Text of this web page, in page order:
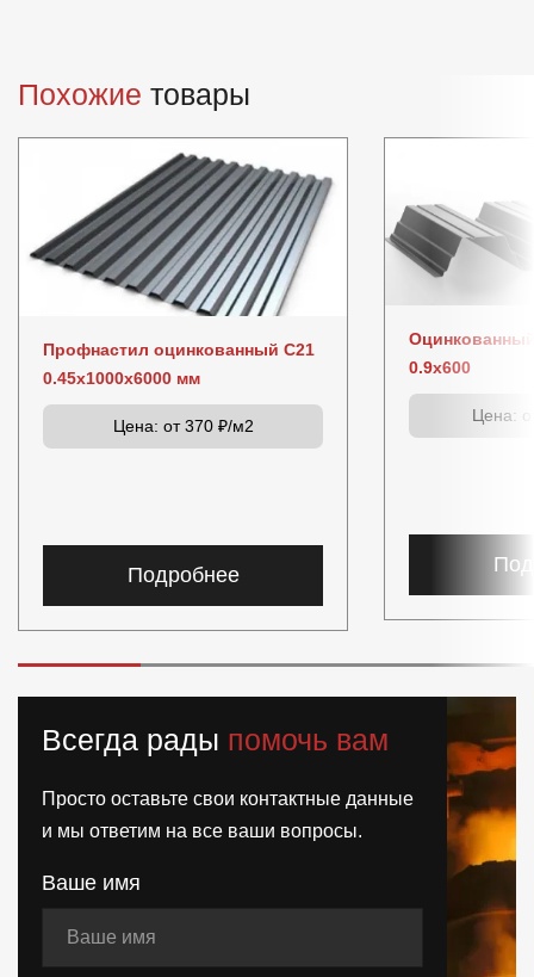
Похожие товары
Профнастил оцинкованный C21
0.45x1000x6000 мм
Цена: от 370 ₽/м2
Подробнее
0.9x600
Цена:
Всегда рады помочь вам
Просто оставьте свои контактные данные
и мы ответим на все ваши вопросы.
Ваше имя